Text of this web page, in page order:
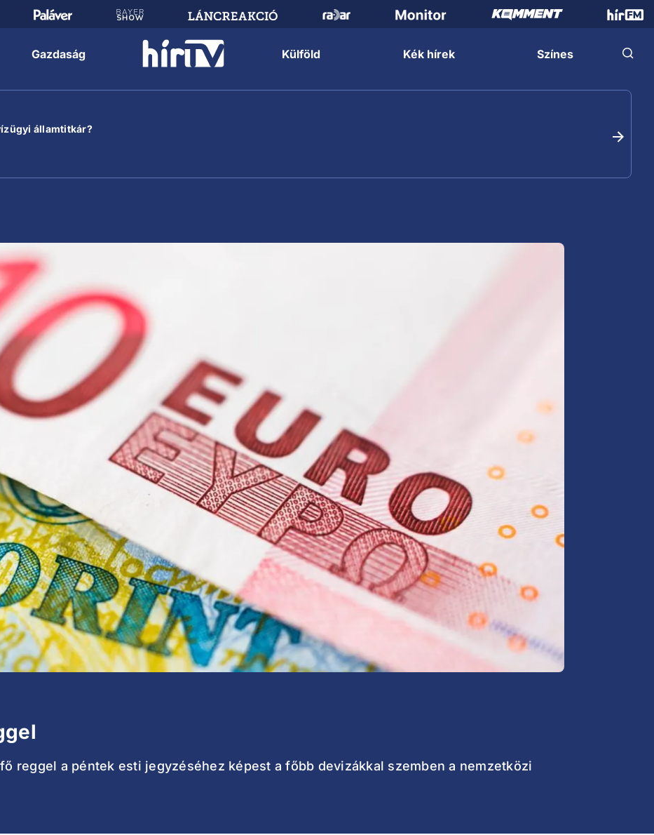
Gazdaság Külföld Kék hírek Színes
államtitkár?
reggel a péntek esti jegyzéséhez képest a főbb devizákkal szemben a nemzetközi